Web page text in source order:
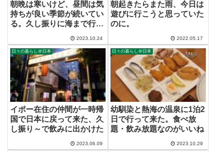
朝晩は寒いけど、昼間は気
持ちが良い季節が続いてい
る。久し振りに海まで行っ
2023.10.24
朝起きたらまた雨、今日は
遊びに行こうと思っていた
のに。
2022.05.17
日々の暮らし＠日本
イポー在住の仲間が一時帰
国で日本に戻って来た、久
し振り～で飲みに出かけた
2023.06.09
日々の暮らし＠日本
幼馴染と熱海の温泉に1泊2
日で行って来た。食べ放
題・飲み放題なのがいいね
2023.10.29